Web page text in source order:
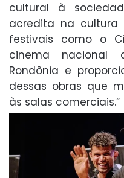
cultural à
acredita na cultura
festivais como o
cinema nacional
Rondônia e
dessas obras que
às salas comerciais.”